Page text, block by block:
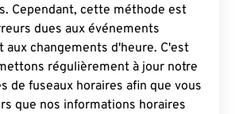
Cependant, cette méthode est
dues aux événements
aux changements d'heure. C'est
régulièrement à jour notre
de fuseaux horaires afin que vous
que nos informations horaires